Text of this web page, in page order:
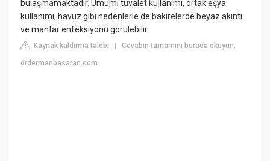
bulaşmamaktadır. Umumi tuvalet kullanımı, ortak eşya
kullanımı, havuz gibi nedenlerle de bakirelerde beyaz akıntı
ve mantar enfeksiyonu görülebilir.
Kaynak kaldırma talebi |Cevabın tamamını burada okuyun:
drdermanbasaran.com